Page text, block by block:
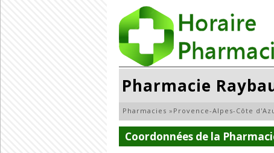
Pharmacie
Pharmacies » Provence-Alpes-Côte
Coordonnées de la